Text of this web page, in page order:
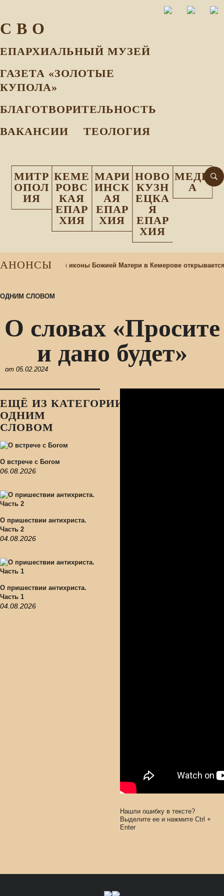
С В О
ЕПАРХИАЛЬНЫЙ МУЗEЙ
ГАЗЕТА «ЗОЛОТЫЕ
КУПОЛА»
БЛАГОТВОРИТЕЛЬНОСТЬ
ВАКАНСИИ
ТЕОЛОГИЯ
МИТР
ОПОЛ
ИЯ
КЕМЕ
РОВС
КАЯ
ЕПАР
ХИЯ
МАРИ
ИНСК
АЯ
ЕПАР
ХИЯ
НОВО
КУЗН
ЕЦКА
Я
ЕПАР
ХИЯ
МЕДИ
А
АНОНСЫ
храме Казанской иконы Божией Матери в Кемерове
ОДНИМ СЛОВОМ
О словах «Просите
и дано будет»
от 05.02.2024
ЕЩЁ ИЗ КАТЕГОРИИ:
ОДНИМ
СЛОВОМ
О встрече с Богом
06.08.2026
О пришествии антихриста.
Часть 2
04.08.2026
О пришествии антихриста.
Часть 1
04.08.2026
Нашли ошибку в тексте?
Выделите ее и нажмите Ctrl +
Enter